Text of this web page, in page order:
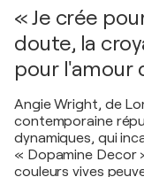
« Je crée
doute, la
pour l'amour
Angie Wright, de
contemporaine
dynamiques, qui
« Dopamine Decor
couleurs vives